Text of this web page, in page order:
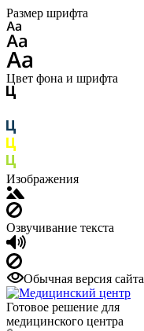
Размер шрифта
Цвет фона и шрифта
Изображения
Озвучивание текста
Обычная версия сайта
Готовое решение для
медицинского центра